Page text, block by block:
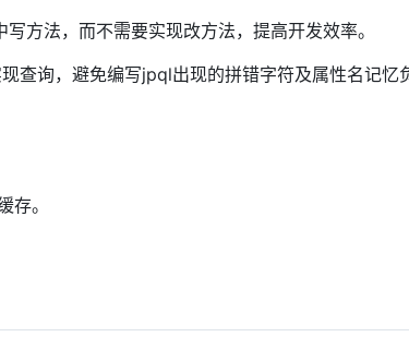
方法，而不需要实现改方法，提高开发效率。
查询，避免编写jpql出现的拼错字符及属性名记忆
。